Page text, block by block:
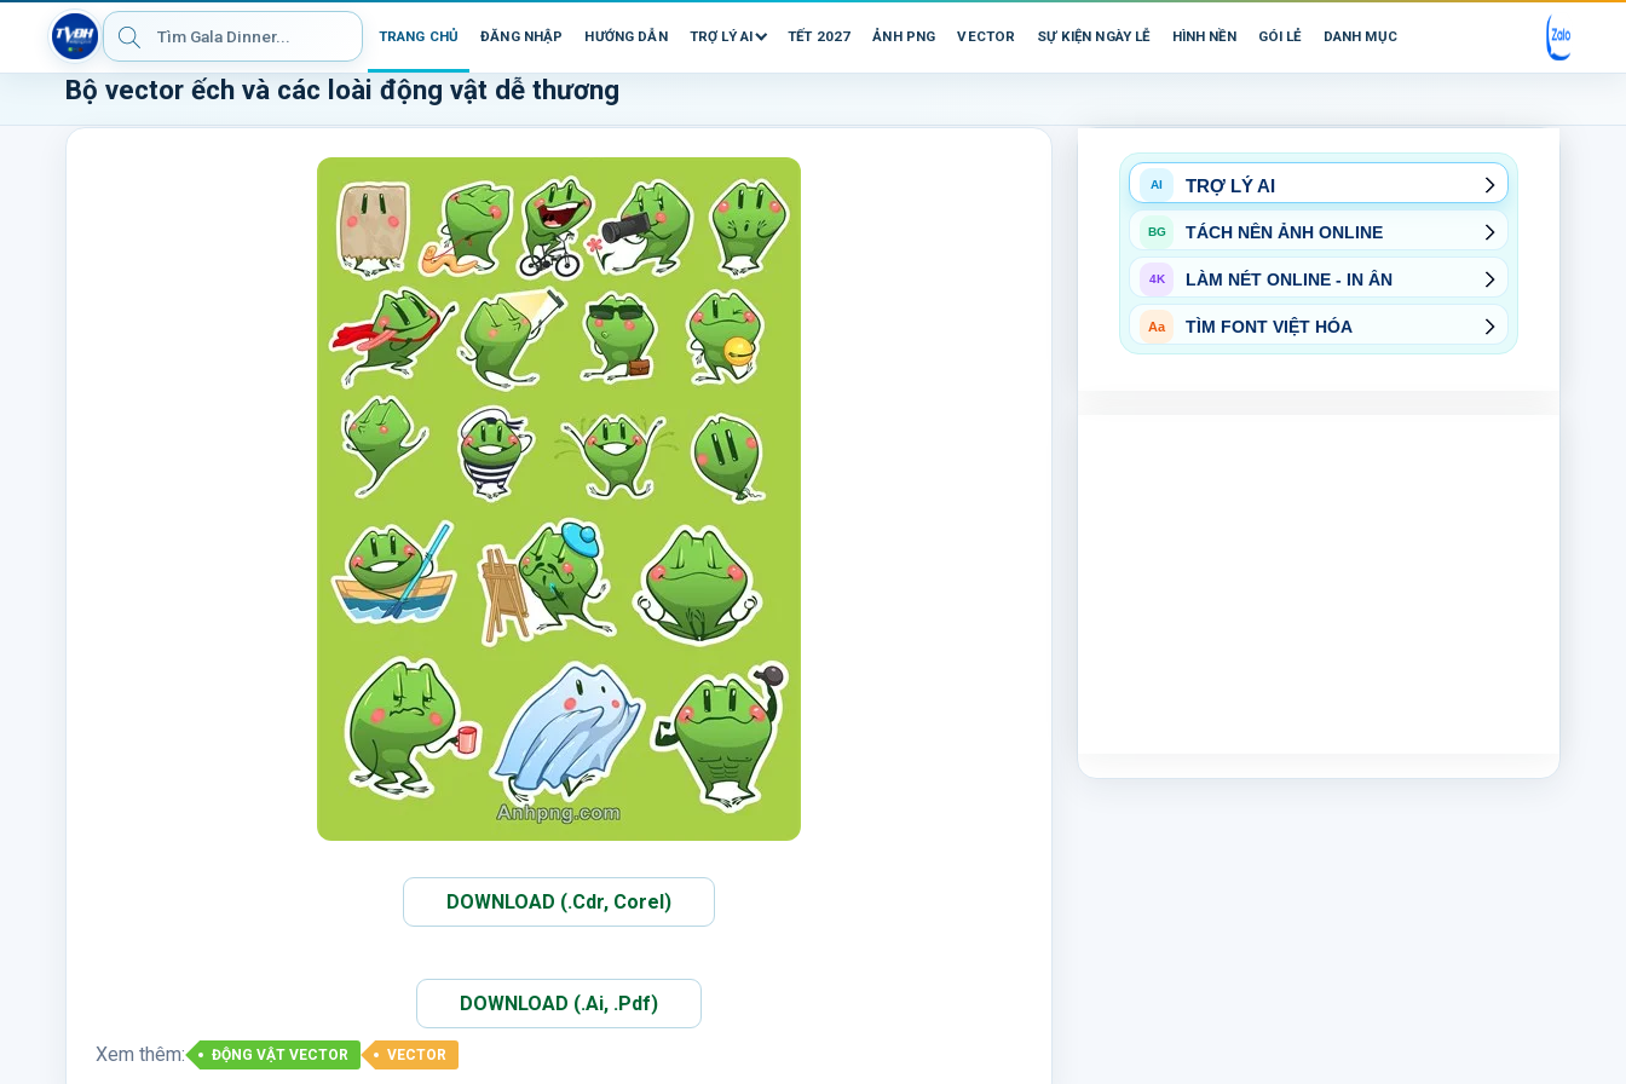
TRANG CHỦ ĐĂNG NHẬP HƯỚNG DẪN TRỢ LÝ AI TẾT 2027 ẢNH PNG VECTOR SỰ KIỆN NGÀY LỄ HÌNH NỀN GÓI LẺ DANH MỤC
Bộ vector ếch và các loài động vật dễ thương
DOWNLOAD (.Cdr, Corel)
DOWNLOAD (.Ai, .Pdf)
Xem thêm: ĐỘNG VẬT VECTOR VECTOR
AI TRỢ LÝ AI
BG TÁCH NỀN ẢNH ONLINE
4K LÀM NÉT ONLINE - IN ẤN
Aa TÌM FONT VIỆT HÓA